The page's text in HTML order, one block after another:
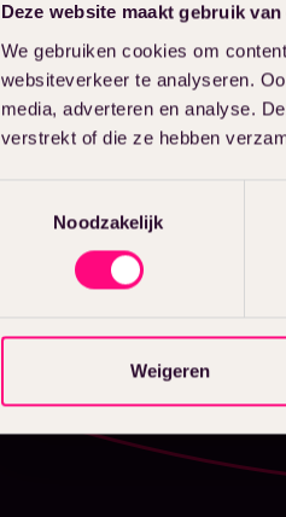
Deze website maakt gebruik
We gebruiken cookies om
websiteverkeer te analyseren.
media, adverteren en analyse.
verstrekt of die ze hebben
Noodzakelijk
Weigeren